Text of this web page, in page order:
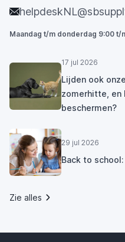
Maandag t/m donderdag 9:00 t/
17 jul 2026
Lijden ook
zomerhitte, en
beschermen?
29 jul 2026
Back to
Zie alles